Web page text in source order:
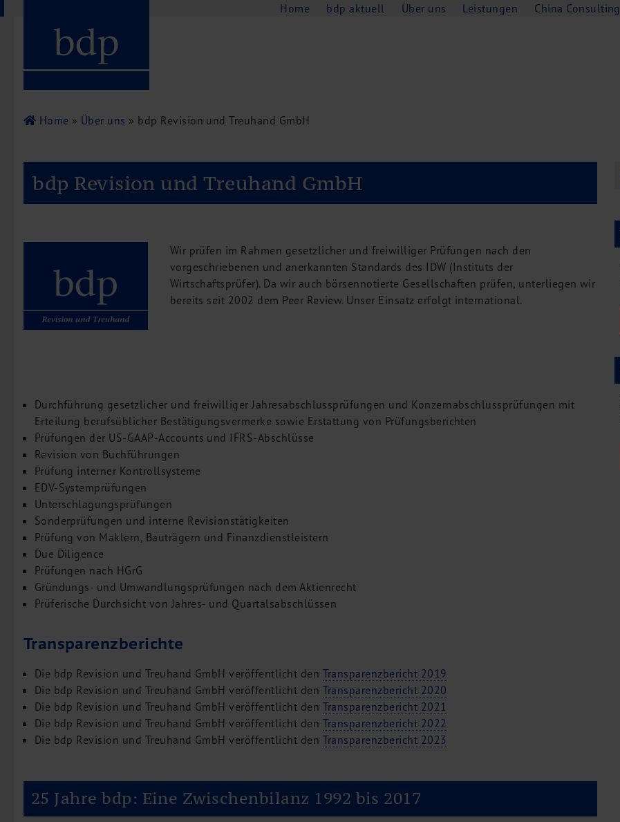
Hauptmenu
bdp aktuell
Unternehmenswerte
Pressespiegel
Publikationen
Leistungen
Rechtsberatung
Wirtschaftsprüfung
Unternehmensfinanzierung
Internationalisierung
China Consulting
Unternehmensgründung
Finanz- und Lohnbuchhaltung
Wirtschaftsprüfung
Steuerberatung
Rechtsberatung
M&A Deutschland/China
Unternehmensfinanzierung
Industrielle Dienstleistungen
Coaching
Team
Events
Karriere
Kontakt
Home » Über uns » bdp Revision und Treuhand GmbH
bdp Revision und Treuhand GmbH
Wir prüfen im Rahmen gesetzlicher und freiwilliger Prüfungen nach den
vorgeschriebenen und anerkannten Standards des IDW (Instituts der
Wirtschaftsprüfer). Da wir auch börsennotierte Gesellschaften prüfen, unterliegen wir
bereits seit 2002 dem Peer Review. Unser Einsatz erfolgt international.
Durchführung gesetzlicher und freiwilliger Jahresabschlussprüfungen und Konzernabschlussprüfungen mit
Erteilung berufsüblicher Bestätigungsvermerke sowie Erstattung von Prüfungsberichten
Prüfungen der US-GAAP-Accounts und IFRS-Abschlüsse
Revision von Buchführungen
Prüfung interner Kontrollsysteme
EDV-Systemprüfungen
Unterschlagungsprüfungen
Sonderprüfungen und interne Revisionstätigkeiten
Prüfung von Maklern, Bauträgern und Finanzdienstleistern
Due Diligence
Prüfungen nach HGrG
Gründungs- und Umwandlungsprüfungen nach dem Aktienrecht
Prüferische Durchsicht von Jahres- und Quartalsabschlüssen
Transparenzberichte
Die bdp Revision und Treuhand GmbH veröffentlicht den Transparenzbericht 2019
Die bdp Revision und Treuhand GmbH veröffentlicht den Transparenzbericht 2020
Die bdp Revision und Treuhand GmbH veröffentlicht den Transparenzbericht 2021
Die bdp Revision und Treuhand GmbH veröffentlicht den Transparenzbericht 2022
Die bdp Revision und Treuhand GmbH veröffentlicht den Transparenzbericht 2023
25 Jahre bdp: Eine Zwischenbilanz 1992 bis 2017
Home bdp aktuell Über uns Leistungen China Consulting